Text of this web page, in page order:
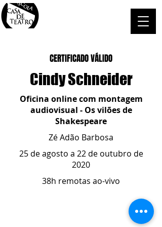
CERTIFICADO VÁLIDO
Cindy Schneider
Oficina online com montagem
audiovisual - Os vilões de
Shakespeare
Zé Adão Barbosa
25 de agosto a 22 de outubro de
2020
38h remotas ao-vivo
ESCOLA CASA DE TEATRO